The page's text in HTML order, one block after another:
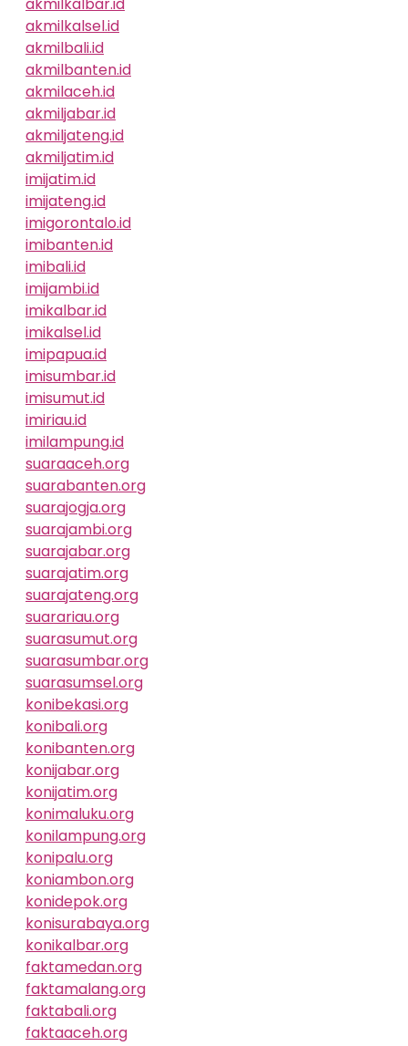
akmilkalsel.id
akmilbali.id
akmilbanten.id
akmilaceh.id
akmiljabar.id
akmiljateng.id
akmiljatim.id
imijatim.id
imijateng.id
imigorontalo.id
imibanten.id
imibali.id
imijambi.id
imikalbar.id
imikalsel.id
imipapua.id
imisumbar.id
imisumut.id
imiriau.id
imilampung.id
suaraaceh.org
suarabanten.org
suarajogja.org
suarajambi.org
suarajabar.org
suarajatim.org
suarajateng.org
suarariau.org
suarasumut.org
suarasumbar.org
suarasumsel.org
konibekasi.org
konibali.org
konibanten.org
konijabar.org
konijatim.org
konimaluku.org
konilampung.org
konipalu.org
koniambon.org
konidepok.org
konisurabaya.org
konikalbar.org
faktamedan.org
faktamalang.org
faktabali.org
faktaaceh.org